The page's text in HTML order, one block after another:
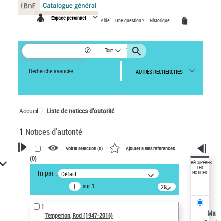
Espace personnel Aide Une question ? Historique
Tout
Recherche avancée AUTRES RECHERCHES
Accueil Liste de notices d’autorité
1 Notices d'autorité
VOTRE RECHERCHE
Recherche avancée dans les
notices d’autorité
Œuvres liées à l'auteur :
Temperton, Rod (1947-2016)
Voir la sélection (0) Ajouter à mes références
(0)
Tri par : Défaut
sur 1
20
résultats/page
1
Temperton, Rod (1947-2016)
RÉCUPÉRER
LES
NOTICES
Ma
Panneau de gestion des cookies